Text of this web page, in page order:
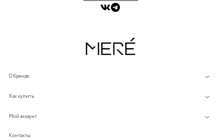
О бренде
Как купить
Мой аккаунт
Контакты